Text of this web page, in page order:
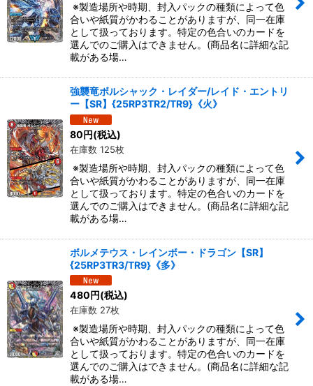
※製造場所や時期、封入パックの種類によって色
合いや紙質がかわることがありますが、同一在庫
として扱っております。特定の色合いのカードを
選んでのご購入はできません。(商品名に詳細な記
載がある場…
強襲竜ボルシャック・レイダー/レイド・エントリ
ー【SR】{25RP3TR2/TR9}《火》
80円(税込)
在庫数 125枚
※製造場所や時期、封入パックの種類によって色
合いや紙質がかわることがありますが、同一在庫
として扱っております。特定の色合いのカードを
選んでのご購入はできません。(商品名に詳細な記
載がある場…
ボルメテウス・レインボー・ドラゴン【SR】
{25RP3TR3/TR9}《多》
480円(税込)
在庫数 27枚
※製造場所や時期、封入パックの種類によって色
合いや紙質がかわることがありますが、同一在庫
として扱っております。特定の色合いのカードを
選んでのご購入はできません。(商品名に詳細な記
載がある場…